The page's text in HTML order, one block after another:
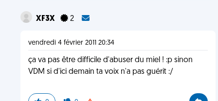
XF3X 2
vendredi 4 février 2011 20:34
ça va pas être difficile d'abuser du miel ! :p sinon
VDM si d'ici demain ta voix n'a pas guérit :/